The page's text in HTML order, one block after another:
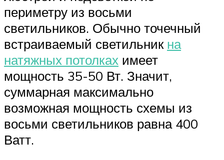
периметру из восьми
светильников. Обычно точечный
встраиваемый светильник на
натяжных потолках имеет
мощность 35-50 Вт. Значит,
суммарная максимально
возможная мощность схемы из
восьми светильников равна 400
Ватт.